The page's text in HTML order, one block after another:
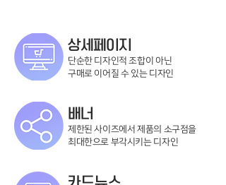
상세페이지
단순한 디자인적 조합이 아닌
​구매로 이어질 수 있는 디자인
배너
제한된 사이즈에서 제품의 소구점을
​최대한으로 부각시키는 디자인